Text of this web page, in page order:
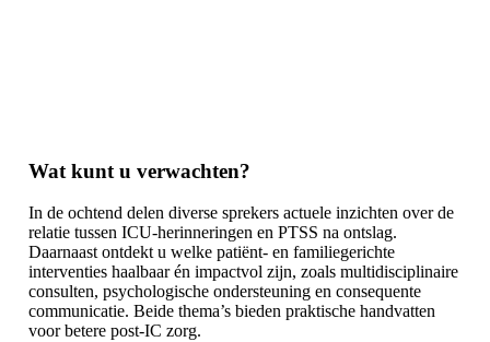
Wat kunt u verwachten?
In de ochtend delen diverse sprekers actuele inzichten over de
relatie tussen ICU-herinneringen en PTSS na ontslag.
Daarnaast ontdekt u welke patiënt- en familiegerichte
interventies haalbaar én impactvol zijn, zoals multidisciplinaire
consulten, psychologische ondersteuning en consequente
communicatie. Beide thema’s bieden praktische handvatten
voor betere post-IC zorg.